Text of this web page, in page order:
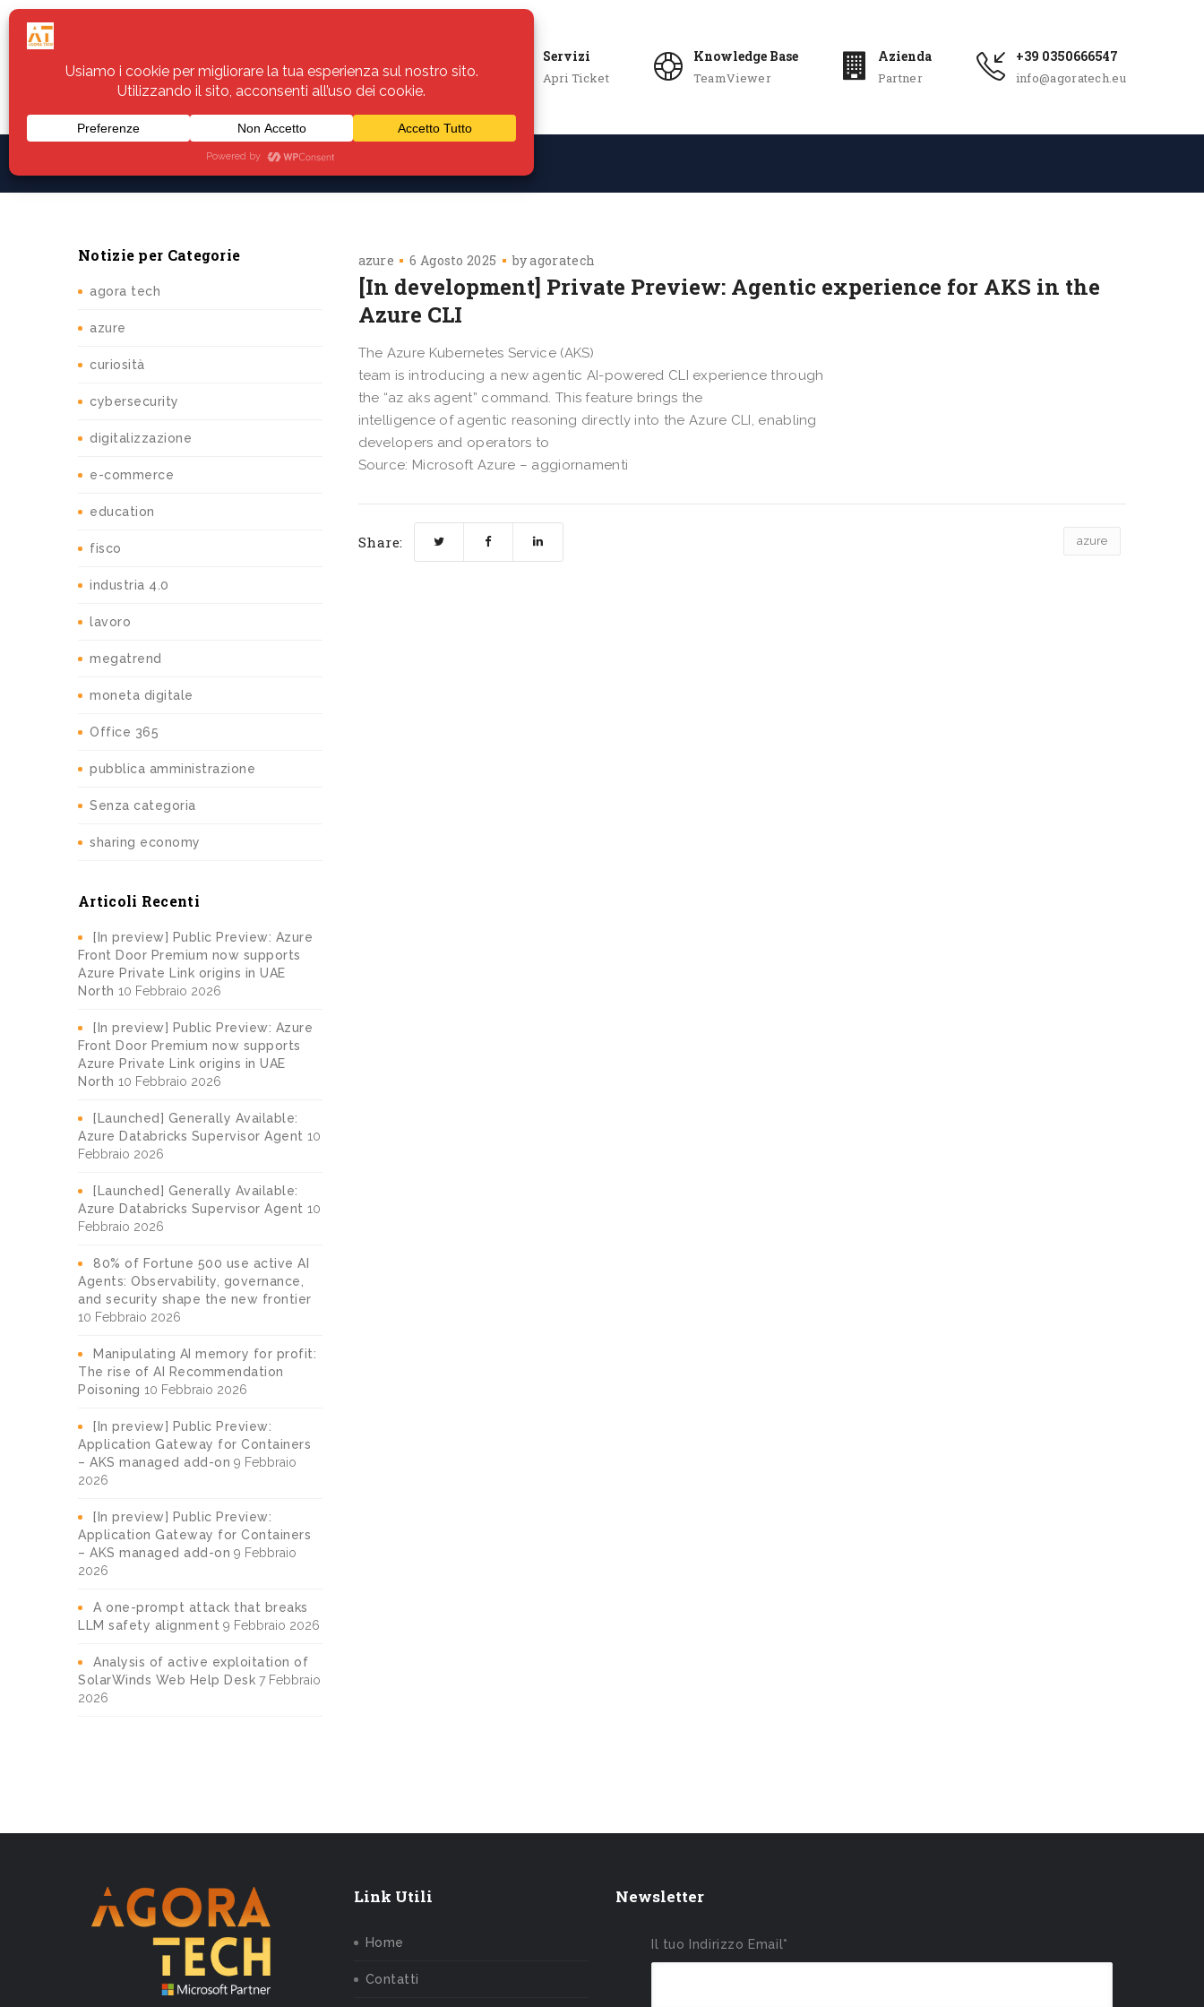
Servizi
Apri Ticket
Knowledge Base
TeamViewer
Azienda
Partner
+39 0350666547
info@agoratech.eu
Assistenza
Notizie per Categorie
agora tech
azure
curiosità
cybersecurity
digitalizzazione
e-commerce
education
fisco
industria 4.0
lavoro
megatrend
moneta digitale
Office 365
pubblica amministrazione
Senza categoria
sharing economy
Articoli Recenti
[In preview] Public Preview: Azure
Front Door Premium now supports
Azure Private Link origins in UAE
North 10 Febbraio 2026
[In preview] Public Preview: Azure
Front Door Premium now supports
Azure Private Link origins in UAE
North 10 Febbraio 2026
[Launched] Generally Available:
Azure Databricks Supervisor Agent 10
Febbraio 2026
[Launched] Generally Available:
Azure Databricks Supervisor Agent 10
Febbraio 2026
80% of Fortune 500 use active AI
Agents: Observability, governance,
and security shape the new frontier
10 Febbraio 2026
Manipulating AI memory for profit:
The rise of AI Recommendation
Poisoning 10 Febbraio 2026
[In preview] Public Preview:
Application Gateway for Containers
– AKS managed add-on 9 Febbraio
2026
[In preview] Public Preview:
Application Gateway for Containers
– AKS managed add-on 9 Febbraio
2026
A one-prompt attack that breaks
LLM safety alignment 9 Febbraio 2026
Analysis of active exploitation of
SolarWinds Web Help Desk 7 Febbraio
2026
azure 6 Agosto 2025 byagoratech
[In development] Private Preview: Agentic experience for AKS in the
Azure CLI
The Azure Kubernetes Service (AKS)
team is introducing a new agentic AI-powered CLI experience through
the “az aks agent” command. This feature brings the
intelligence of agentic reasoning directly into the Azure CLI, enabling
developers and operators to
Source: Microsoft Azure – aggiornamenti
Share: azure
Link Utili
Home
Contatti
Newsletter
Il tuo Indirizzo Email*